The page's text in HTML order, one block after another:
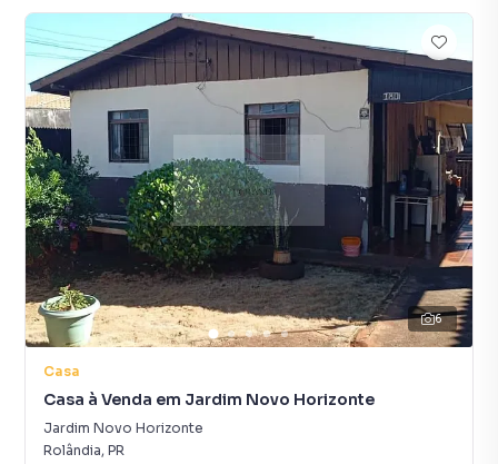
6
Casa
Casa à Venda em Jardim Novo Horizonte
Jardim Novo Horizonte
Rolândia, PR